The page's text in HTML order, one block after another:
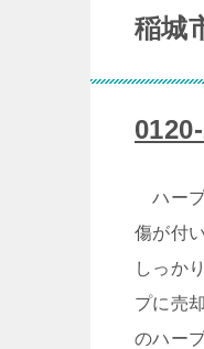
稲城
ハープ
傷が付
しっか
プに売
のハー